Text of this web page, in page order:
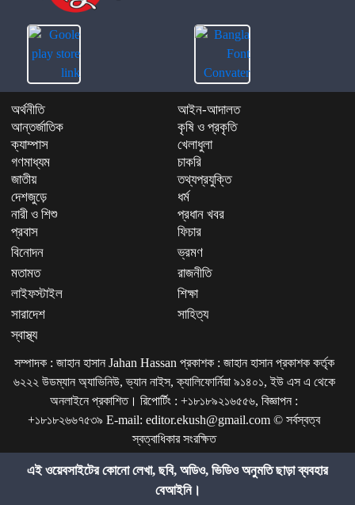
অর্থনীতি
আইন-আদালত
আন্তর্জাতিক
কৃষি ও প্রকৃতি
ক্যাম্পাস
খেলাধুলা
গণমাধ্যম
চাকরি
জাতীয়
তথ্যপ্রযুক্তি
দেশজুড়ে
ধর্ম
নারী ও শিশু
প্রধান খবর
প্রবাস
ফিচার
বিনোদন
ভ্রমণ
মতামত
রাজনীতি
লাইফস্টাইল
শিক্ষা
সারাদেশ
সাহিত্য
স্বাস্থ্য
সম্পাদক : জাহান হাসান Jahan Hassan প্রকাশক : জাহান হাসান প্রকাশক কর্তৃক
৬২২২ উডম্যান অ্যাভিনিউ, ভ্যান নাইস, ক্যালিফোর্নিয়া ৯১৪০১, ইউ এস এ থেকে
অনলাইনে প্রকাশিত। রিপোর্টিং : +১৮১৮৯২১৬৫৫৬, বিজ্ঞাপন :
+১৮১৮২৬৬৭৫৩৯ E-mail: editor.ekush@gmail.com © সর্বস্বত্ব
স্বত্বাধিকার সংরক্ষিত
এই ওয়েবসাইটের কোনো লেখা, ছবি, অডিও, ভিডিও অনুমতি ছাড়া ব্যবহার
বেআইনি।